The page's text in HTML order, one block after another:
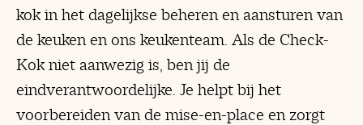
kok in het dagelijkse beheren en aansturen van
de keuken en ons keukenteam. Als de Check-
Kok niet aanwezig is, ben jij de
eindverantwoordelijke. Je helpt bij het
voorbereiden van de mise-en-place en zorgt